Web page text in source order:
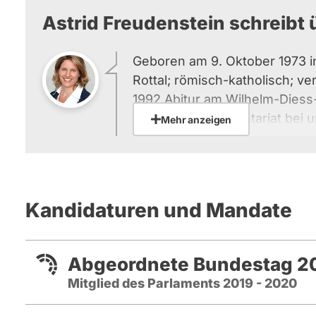
Astrid Freudenstein schreibt
Geboren am 9. Oktober 1973
Rottal; römisch-katholisch;
1992 Abitur am Wilhelm-
1992 bis 1993 Volontariat bei
bis 1998 Studienbegleitendes
bis 2013 Wissenschaftliche
2013 bis 2017 Mitglied des
2018 bis 2019
für Verkehr und digitale
Mehr anzeigen
Kandidaturen und Mandate
Abgeordnete Bundestag
Mitglied des Parlaments 2019 - 2020